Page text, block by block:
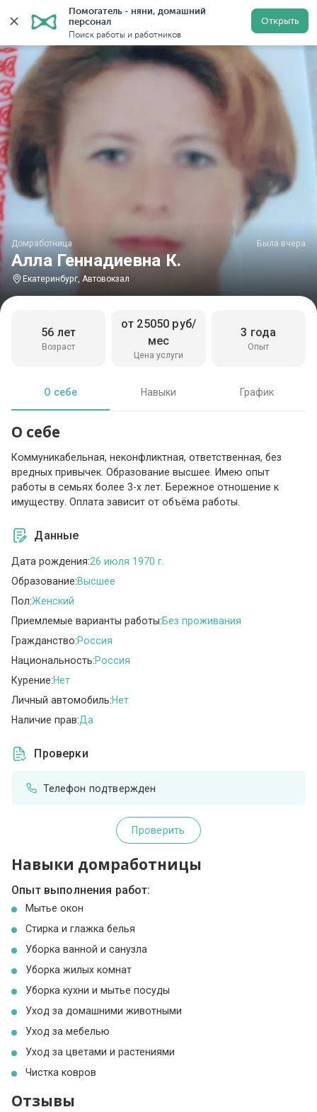
Помогатель - няни, домашний
персонал
Поиск работы и работников
Открыть
Главная Домработницы Домработницы в
Алла Геннадиевна К.
Домработница Была вчера
Екатеринбург, Автовокзал
Возраст
56 лет
Цена услуги
от 25050 руб/
мес
Опыт
3 года
О себе Навыки График
О себе
Коммуникабельная, неконфликтная, ответственная, без
вредных привычек. Образование высшее. Имею опыт
работы в семьях более 3-х лет. Бережное отношение к
имуществу. Оплата зависит от объёма работы.
Данные
Дата рождения:26 июля 1970 г.
Образование:Высшее
Пол:Женский
Приемлемые варианты работы:Без проживания
Гражданство:Россия
Национальность:Россия
Курение:Нет
Личный автомобиль:Нет
Наличие прав:Да
Проверки
Телефон подтвержден
Проверить
Навыки домработницы
Опыт выполнения работ:
Мытье окон
Стирка и глажка белья
Уборка ванной и санузла
Уборка жилых комнат
Уборка кухни и мытье посуды
Уход за домашними животными
Уход за мебелью
Уход за цветами и растениями
Чистка ковров
Отзывы